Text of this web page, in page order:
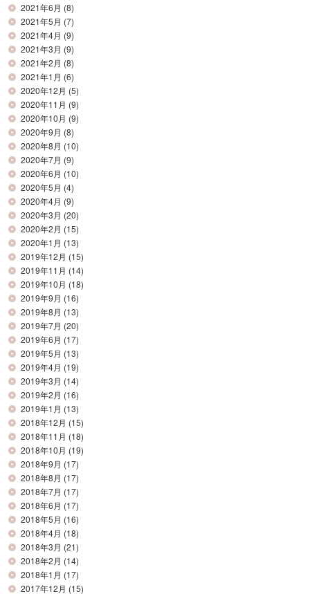
2021年6月 (8)
2021年5月 (7)
2021年4月 (9)
2021年3月 (9)
2021年2月 (8)
2021年1月 (6)
2020年12月 (5)
2020年11月 (9)
2020年10月 (9)
2020年9月 (8)
2020年8月 (10)
2020年7月 (9)
2020年6月 (10)
2020年5月 (4)
2020年4月 (9)
2020年3月 (20)
2020年2月 (15)
2020年1月 (13)
2019年12月 (15)
2019年11月 (14)
2019年10月 (18)
2019年9月 (16)
2019年8月 (13)
2019年7月 (20)
2019年6月 (17)
2019年5月 (13)
2019年4月 (19)
2019年3月 (14)
2019年2月 (16)
2019年1月 (13)
2018年12月 (15)
2018年11月 (18)
2018年10月 (19)
2018年9月 (17)
2018年8月 (17)
2018年7月 (17)
2018年6月 (17)
2018年5月 (16)
2018年4月 (18)
2018年3月 (21)
2018年2月 (14)
2018年1月 (17)
2017年12月 (15)